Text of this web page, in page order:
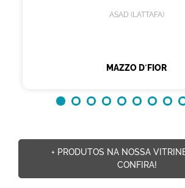
ASAD (LATTAFA)
MAZZO D´FIOR
+ PRODUTOS NA NOSSA
CONFIRA!